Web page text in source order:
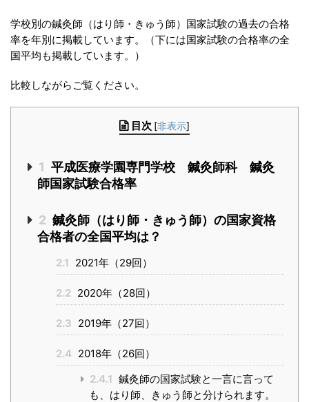
学校別の鍼灸師（はり師・きゅう師）国家試験の過去の合格
率を年別に掲載しています。
（下には国家試験の合格率の全
国平均も掲載しています。）
比較しながらご覧ください。
目次 [非表示]
1 平成医療学園専門学校 鍼灸師科 鍼灸
師国家試験合格率
2 鍼灸師（はり師・きゅう師）の国家資格
合格者の全国平均は？
2.1 2021年（29回）
2.2 2020年（28回）
2.3 2019年（27回）
2.4 2018年（26回）
2.4.1 鍼灸師の国家試験と一言に言って
も、はり師、きゅう師と分けられます。